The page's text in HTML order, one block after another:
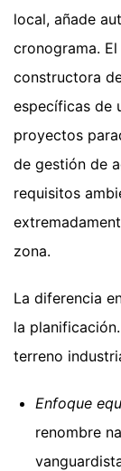
local, añade
cronograma.
constructora
específicas de
proyectos
de gestión de
requisitos
zona.
La diferencia
la
terreno
Enfoque
renombre